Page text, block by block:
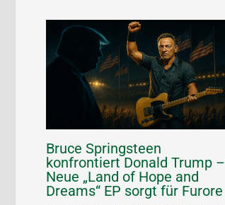
Bruce Springsteen
konfrontiert Donald Trump –
Neue „Land of Hope and
Dreams“ EP sorgt für Furore